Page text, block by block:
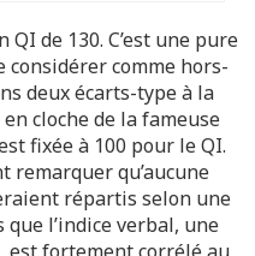
de 130. C’est une pure
comme hors-
deux écarts-type à la
cloche de la fameuse
fixée à 100 pour le QI.
remarquer qu’aucune
répartis selon une
que l’indice verbal, une